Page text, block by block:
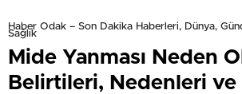
Haber Odak – Son Dakika Haberleri, Dünya,
Sağlık
Mide Yanması Neden
Belirtileri, Nedenleri ve